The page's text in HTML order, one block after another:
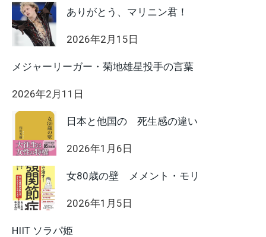
ありがとう、マリニン君！
2026年2月15日
メジャーリーガー・菊地雄星投手の言葉
2026年2月11日
日本と他国の 死生感の違い
2026年1月6日
女80歳の壁 メメント・モリ
2026年1月5日
HIIT ソラパ姫